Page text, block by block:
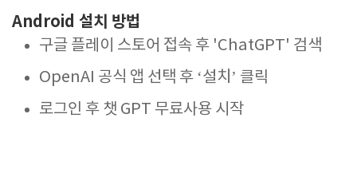
Android 설치 방법
구글 플레이 스토어 접속 후 'ChatGPT' 검색
OpenAI 공식 앱 선택 후 ‘설치’ 클릭
로그인 후 챗 GPT 무료사용 시작